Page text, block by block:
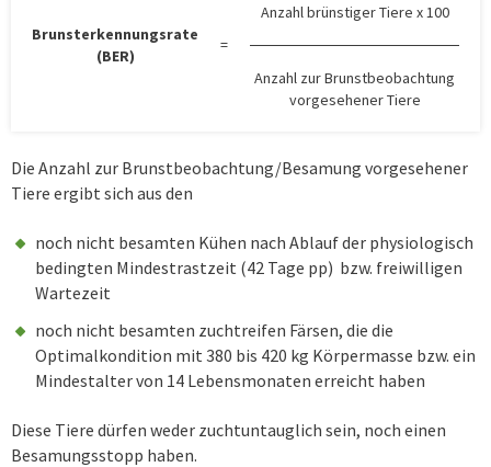
Anzahl brünstiger Tiere x 100
Brunsterkennungsrate
(BER)
=
Anzahl zur Brunstbeobachtung
vorgesehener Tiere
Die Anzahl zur Brunstbeobachtung/Besamung vorgesehener
Tiere ergibt sich aus den
noch nicht besamten Kühen nach Ablauf der physiologisch
bedingten Mindestrastzeit (42 Tage pp) bzw. freiwilligen
Wartezeit
noch nicht besamten zuchtreifen Färsen, die die
Optimalkondition mit 380 bis 420 kg Körpermasse bzw. ein
Mindestalter von 14 Lebensmonaten erreicht haben
Diese Tiere dürfen weder zuchtuntauglich sein, noch einen
Besamungsstopp haben.